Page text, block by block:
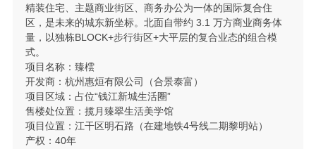
精装住宅、主题商业街区、商务办公为一体的国际复合住
区，是未来的城东新坐标。北面自带约 3.1 万方商业商务体
量，以独栋BLOCK+步行街区+大平层的复合业态的组合模
式。
项目名称：臻橒
开发商：杭州惠烜有限公司（合景泰富）
项目区域：占位“钱江新城生活圈”
售楼处位置：揽月臻翠生活美学馆
项目位置：江干区明石路（在建地铁4号线二期黎明站）
产权：40年